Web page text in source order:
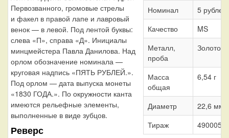
Первозванного, громовые стрелы
и факел в правой лапе и лавровый
венок — в левой. Под лентой буквы:
слева «П», справа «Д». Инициалы
минцмейстера Павла Данилова. Над
орлом обозначение номинала —
круговая надпись «ПЯТЬ РУБЛЕЙ.».
Под орлом — дата выпуска монеты
«1830 ГОДА.». По окружности канта
имеются рельефные элементы,
выполненные в виде зубцов.
Реверс
Номинал
5 рублей
Качество
MS
Металл,
проба
Золото
Масса
общая
6,54 г
Диаметр
22,6 мм
Тираж
490005